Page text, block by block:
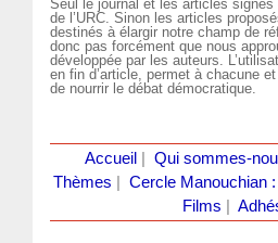
Seul le journal et les articles signés
de l’URC. Sinon les articles
destinés à élargir notre champ de
donc pas forcément que nous
développée par les auteurs.
en fin d’article, permet à chacune
de nourrir le débat démocratique.
Accueil Qui sommes-
Thèmes
Cercle Manouchian
Films